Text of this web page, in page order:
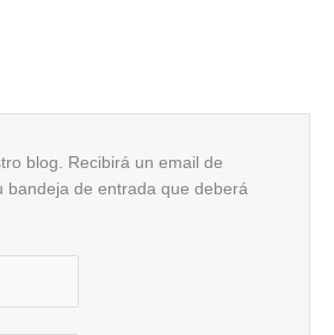
blog. Recibirá un email de
bandeja de entrada que deberá